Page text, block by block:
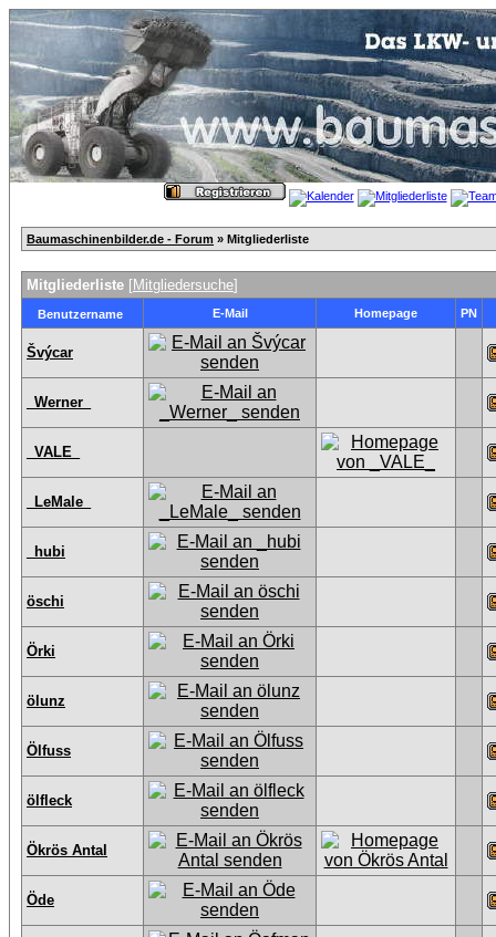
Baumaschinenbilder.de - Forum » Mitgliederliste
Mitgliederliste [Mitgliedersuche]
Benutzername E-Mail Homepage PN
Švýcar
_Werner_
_VALE_
_LeMale_
_hubi
öschi
Örki
ölunz
Ölfuss
ölfleck
Ökrös Antal
Öde